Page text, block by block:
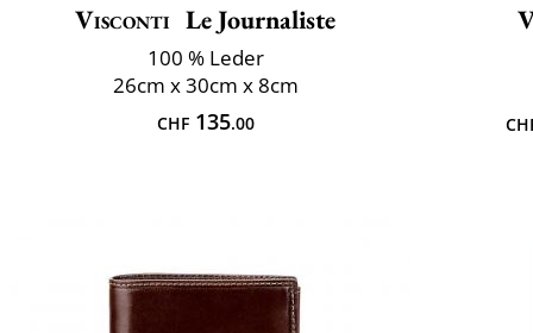
Visconti Le Journaliste
100 % Leder
26cm x 30cm x 8cm
CHF135.00